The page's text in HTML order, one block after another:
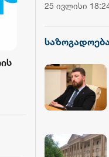
ავარია
ერთი ადამიანი
44 წუთის წინ
25 ივლისი